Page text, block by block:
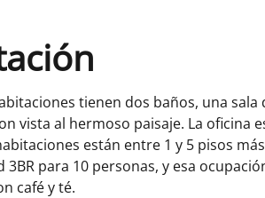
tienen dos baños, una
vista al hermoso paisaje. La oficina
están entre 1 y 5 pisos
para 10 personas, y esa
café y té.